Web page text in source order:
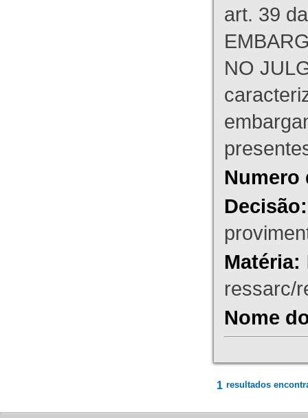
art. 39
NO
Numero
Decisão:
Matéria:
ressarc/
Nome
1 resultados